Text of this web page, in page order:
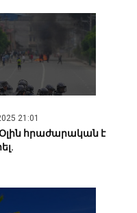
21:01
հրաժարական է